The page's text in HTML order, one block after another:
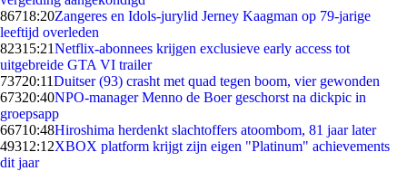
86718:20Zangeres en Idols-jurylid Jerney Kaagman op 79-jarige
leeftijd overleden
82315:21Netflix-abonnees krijgen exclusieve early access tot
uitgebreide GTA VI trailer
73720:11Duitser (93) crasht met quad tegen boom, vier gewonden
67320:40NPO-manager Menno de Boer geschorst na dickpic in
groepsapp
66710:48Hiroshima herdenkt slachtoffers atoombom, 81 jaar later
49312:12XBOX platform krijgt zijn eigen "Platinum" achievements
dit jaar